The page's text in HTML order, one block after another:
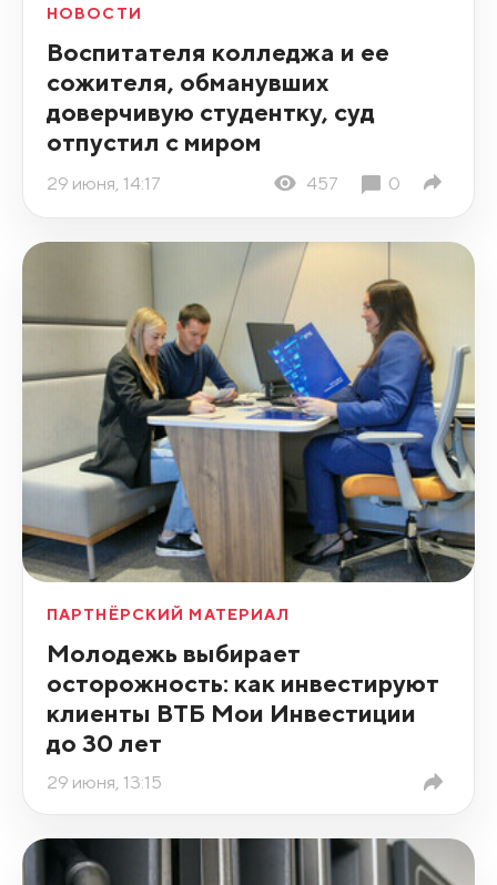
НОВОСТИ
Воспитателя колледжа и ее
сожителя, обманувших
доверчивую студентку, суд
отпустил с миром
29 июня, 14:17 457 0
ПАРТНЁРСКИЙ МАТЕРИАЛ
Молодежь выбирает
осторожность: как инвестируют
клиенты ВТБ Мои Инвестиции
до 30 лет
29 июня, 13:15